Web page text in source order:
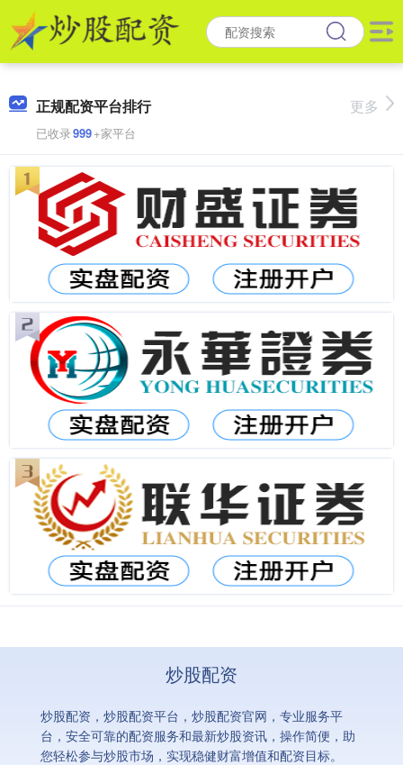
正规配资平台排行
已收录999+家平台
更多
炒股配资
炒股配资，炒股配资平台，炒股配资官网，专业服务平
台，安全可靠的配资服务和最新炒股资讯，操作简便，助
您轻松参与炒股市场，实现稳健财富增值和配资目标。